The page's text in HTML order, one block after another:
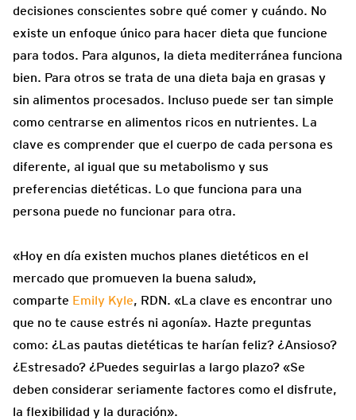
decisiones conscientes sobre qué comer y cuándo. No
existe un enfoque único para hacer dieta que funcione
para todos. Para algunos, la dieta mediterránea funciona
bien. Para otros se trata de una dieta baja en grasas y
sin alimentos procesados. Incluso puede ser tan simple
como centrarse en alimentos ricos en nutrientes. La
clave es comprender que el cuerpo de cada persona es
diferente, al igual que su metabolismo y sus
preferencias dietéticas. Lo que funciona para una
persona puede no funcionar para otra.
«Hoy en día existen muchos planes dietéticos en el
mercado que promueven la buena salud»,
comparte Emily Kyle, RDN. «La clave es encontrar uno
que no te cause estrés ni agonía». Hazte preguntas
como: ¿Las pautas dietéticas te harían feliz? ¿Ansioso?
¿Estresado? ¿Puedes seguirlas a largo plazo? «Se
deben considerar seriamente factores como el disfrute,
la flexibilidad y la duración».